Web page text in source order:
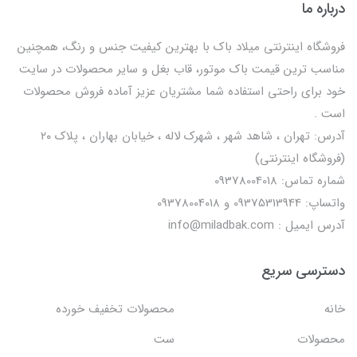
درباره ما
فروشگاه اینترنتی میلاد باک با بهترین کیفیت جنس و رنگ، همچنین
مناسب ترین قیمت باک موتور، قاب بغل و سایر محصولات در سایت
خود برای راحتی استفاده شما مشتریان عزیز آماده فروش محصولات
است .
آدرس: تهران ، شاهد شهر ، شهرک لاله ، خیابان بهاران ، پلاک ۲۰
(فروشگاه اینترنتی)
شماره تماس: 09378004018
واتساپ: 09375313944 و 09378004018
آدرس ایمیل : info@miladbak.com
دسترسی سریع
خانه
محصولات تخفیف خورده
محصولات
ست